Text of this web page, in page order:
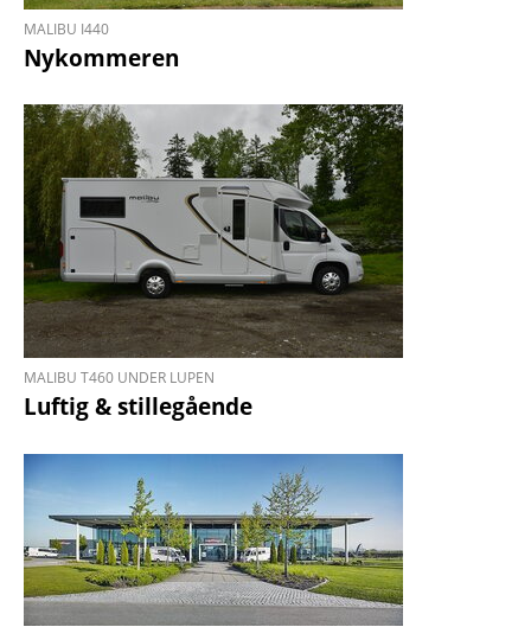
MALIBU I440
Nykommeren
MALIBU T460 UNDER LUPEN
Luftig & stillegående